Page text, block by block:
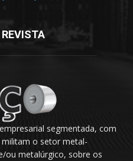
REVISTA
segmentada, com
o setor metal-
ou metalúrgico, sobre os